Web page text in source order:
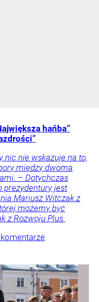
hańba”
nic nie wskazuje na to,
między dwoma
– Dotychczas
prezydentury jest
Mariusz Witczak z
możemy być
z Rozwoju Plus.